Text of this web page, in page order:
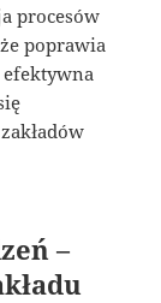
procesów
poprawia
efektywna
–